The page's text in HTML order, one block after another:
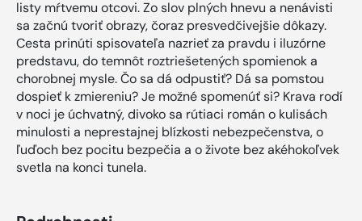
listy mŕtvemu otcovi. Zo slov plných hnevu a nenávisti
sa začnú tvoriť obrazy, čoraz presvedčivejšie dôkazy.
Cesta prinúti spisovateľa nazrieť za pravdu i iluzórne
predstavu, do temnôt roztriešetených spomienok a
chorobnej mysle. Čo sa dá odpustiť? Dá sa pomstou
dospieť k zmiereniu? Je možné spomenúť si? Krava rodí
v noci je úchvatný, divoko sa rútiaci román o kulisách
minulosti a neprestajnej blízkosti nebezpečenstva, o
ľuďoch bez pocitu bezpečia a o živote bez akéhokoľvek
svetla na konci tunela.